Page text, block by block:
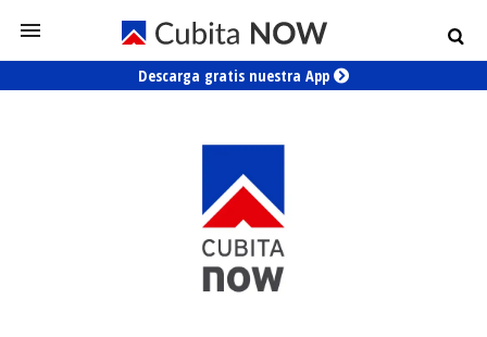
Descarga gratis nuestra App